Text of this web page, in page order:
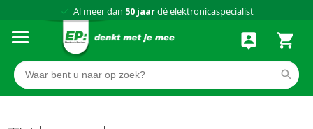
Al meer dan 50 jaardé elektronicaspecialist